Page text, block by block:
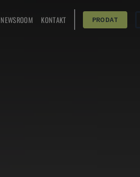
NEWSROOM KONTAKT PRODAT